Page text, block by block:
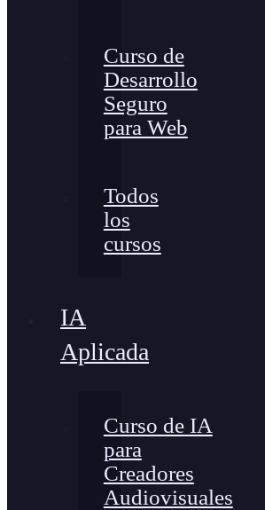
Curso de
Desarrollo
Seguro
para Web
Todos
los
cursos
IA
Aplicada
Curso de IA
para
Creadores
Audiovisuales